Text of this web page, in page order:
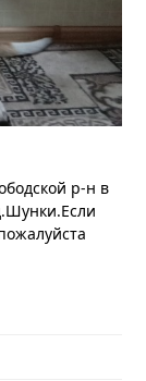
р-н в